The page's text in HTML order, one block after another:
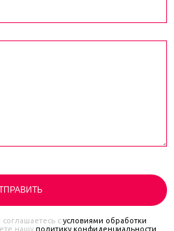
с условиями обработки
нашу политику конфиденциальности